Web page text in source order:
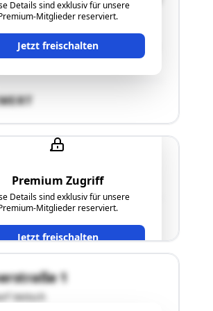
Details sind exklusiv für unsere
Mitglieder reserviert.
Jetzt freischalten
mit mittlerer Neigung, im
bebaut mit Wohnhaus,
und Wirtschaftsgebäude.W o h
Premium Zugriff
Details sind exklusiv für unsere
Mitglieder reserviert.
Jetzt freischalten
im Mürztal
1
Veitsch